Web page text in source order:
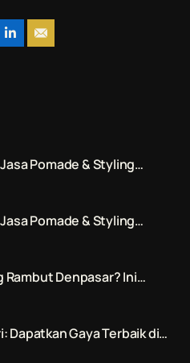
Pomade & Styling
Pomade & Styling
Rambut Denpasar? Ini
Dapatkan Gaya Terbaik di